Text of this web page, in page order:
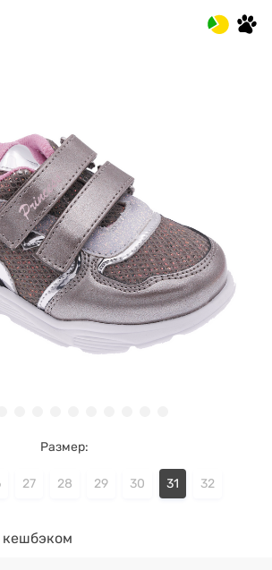
Размер:
27 28 29 30 31 32
кешбэком